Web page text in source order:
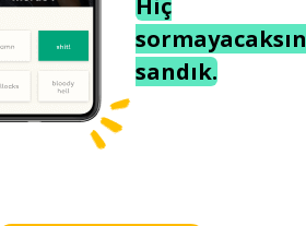
Hiç
sormayacaksın
sandık.